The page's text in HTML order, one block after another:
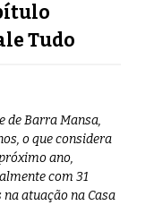
Tudo
de Barra Mansa,
o que considera
ano,
com 31
atuação na Casa